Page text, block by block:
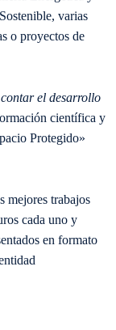
varias
o proyectos de
el desarrollo
científica y
Protegido»
mejores trabajos
cada uno y
en formato